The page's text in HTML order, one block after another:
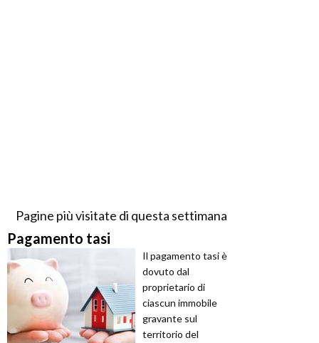
Pagine più visitate di questa settimana
Pagamento tasi
Il pagamento tasi è
dovuto dal
proprietario di
ciascun immobile
gravante sul
territorio del